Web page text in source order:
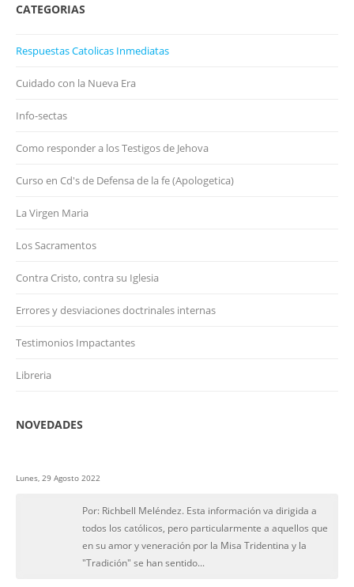
CATEGORIAS
Respuestas Catolicas Inmediatas
Cuidado con la Nueva Era
Info-sectas
Como responder a los Testigos de Jehova
Curso en Cd's de Defensa de la fe (Apologetica)
La Virgen Maria
Los Sacramentos
Contra Cristo, contra su Iglesia
Errores y desviaciones doctrinales internas
Testimonios Impactantes
Libreria
NOVEDADES
Lunes, 29 Agosto 2022
Por: Richbell Meléndez. Esta información va dirigida a
todos los católicos, pero particularmente a aquellos que
en su amor y veneración por la Misa Tridentina y la
"Tradición" se han sentido...